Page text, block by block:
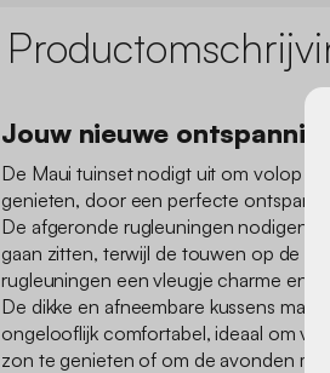
Jouw nieuwe
De Maui tuinset nodigt uit om volop
genieten, door een perfecte
De afgeronde rugleuningen nodigen
gaan zitten, terwijl de touwen op de
rugleuningen een vleugje charme en
De dikke en afneembare kussens
ongelooflijk comfortabel, ideaal om van
zon te genieten of om de avonden met